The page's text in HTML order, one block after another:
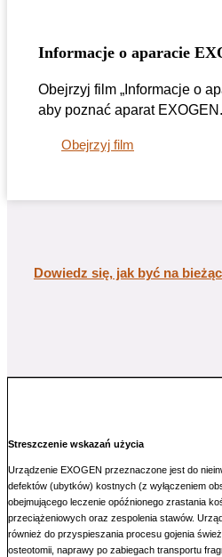
Informacje o aparacie
Obejrzyj film „Informacje o
aby poznać aparat EXOGEN.
Obejrzyj film
Dowiedz się, jak być na
Streszczenie wskazań użycia
Urządzenie EXOGEN przeznaczone jest do
defektów (ubytków) kostnych (z wyłączeniem
obejmującego leczenie opóźnionego zrastania
przeciążeniowych oraz zespolenia stawów.
również do przyspieszania procesu gojenia
osteotomii, naprawy po zabiegach transportu